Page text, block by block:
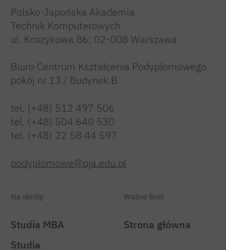
Polsko-Japońska Akademia
Technik Komputerowych
ul. Koszykowa 86; 02-008 Warszawa
Biuro Centrum Kształcenia Podyplomowego
pokój nr 13 / Budynek B
tel. (+48) 512 497 506
tel. (+48) 504 640 530
tel. (+48) 22 58 44 597
podyplomowe@pja.edu.pl
Na skróty
Studia MBA
Studia
Ważne linki
Strona główna